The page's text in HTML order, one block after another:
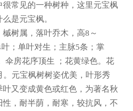
很常见的一种树种，这里元宝枫
是元宝枫。
树属，落叶乔木，高8～
；单叶对生；主脉5条；掌
伞房花序顶生 ；花黄绿色。花
。元宝枫树树姿优美，叶形秀
又变成黄色或红色，为著名秋
，耐半荫，耐寒，较抗风，不